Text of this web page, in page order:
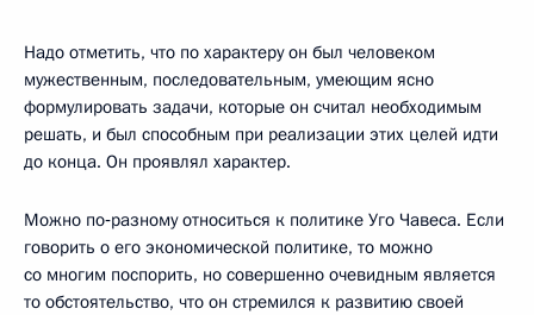
Надо отметить, что по характеру он был человеком
мужественным, последовательным, умеющим ясно
формулировать задачи, которые он считал необходимым
решать, и был способным при реализации этих целей идти
до конца. Он проявлял характер.
Можно по‑разному относиться к политике Уго Чавеса. Если
говорить о его экономической политике, то можно
со многим поспорить, но совершенно очевидным является
то обстоятельство, что он стремился к развитию своей